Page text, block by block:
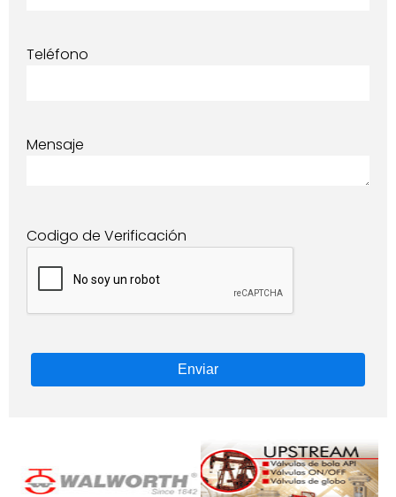
Teléfono
Mensaje
Codigo de Verificación
Enviar